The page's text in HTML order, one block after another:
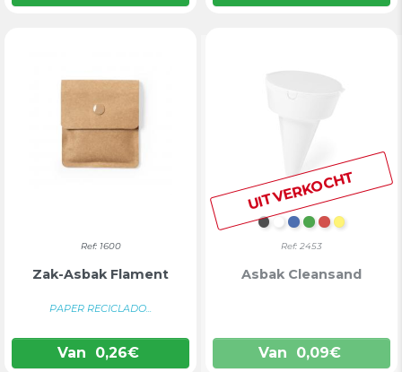
Ref: 1600
Zak-Asbak Flament
PAPER RECICLADO...
Van 0,26€
UITVERKOCHT
ZWART
WITBLAUW
GROEN
ROOD
GEEL
Ref: 2453
Asbak Cleansand
Van 0,09€